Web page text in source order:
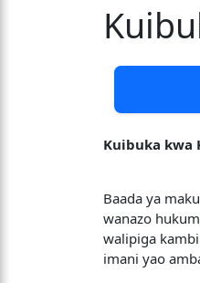
Kuibuka kwa
Baada ya
wanazo
walipiga
imani yao